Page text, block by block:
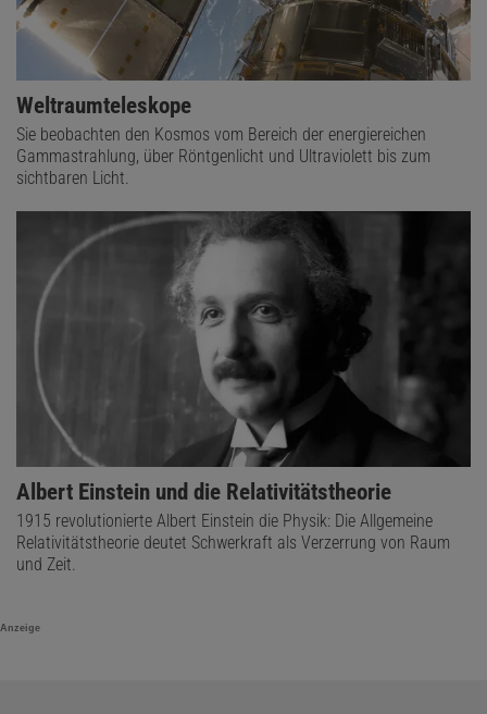
Weltraumteleskope
Sie beobachten den Kosmos vom Bereich der energiereichen
Gammastrahlung, über Röntgenlicht und Ultraviolett bis zum
sichtbaren Licht.
Albert Einstein und die Relativitätstheorie
1915 revolutionierte Albert Einstein die Physik: Die Allgemeine
Relativitätstheorie deutet Schwerkraft als Verzerrung von Raum
und Zeit.
Anzeige